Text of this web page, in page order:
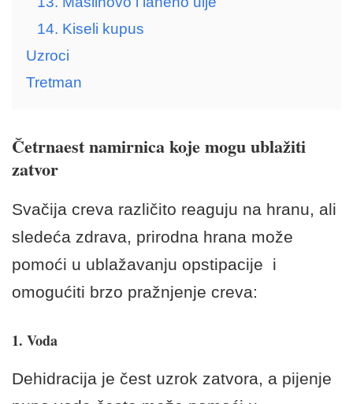
14. Kiseli kupus
Uzroci
Tretman
Četrnaest namirnica koje mogu ublažiti
zatvor
Svačija creva različito reaguju na hranu, ali
sledeća zdrava, prirodna hrana može
pomoći u ublažavanju opstipacije i
omogućiti brzo pražnjenje creva:
1. Voda
Dehidracija je čest uzrok zatvora, a pijenje